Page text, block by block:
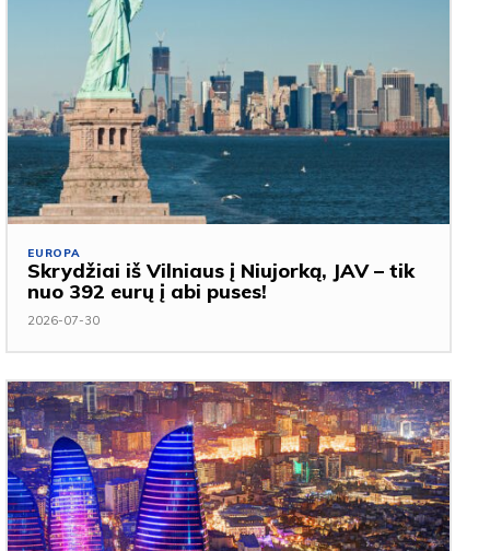
EUROPA
Skrydžiai iš Vilniaus į Niujorką, JAV – tik
nuo 392 eurų į abi puses!
2026-07-30